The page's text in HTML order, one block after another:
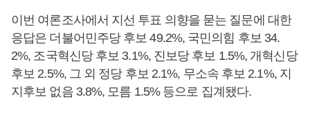
이번 여론조사에서 지선 투표 의향을 묻는 질문에 대한
응답은 더불어민주당 후보 49.2%, 국민의힘 후보 34.
2%, 조국혁신당 후보 3.1%, 진보당 후보 1.5%, 개혁신당
후보 2.5%, 그 외 정당 후보 2.1%, 무소속 후보 2.1%, 지
지후보 없음 3.8%, 모름 1.5% 등으로 집계됐다.